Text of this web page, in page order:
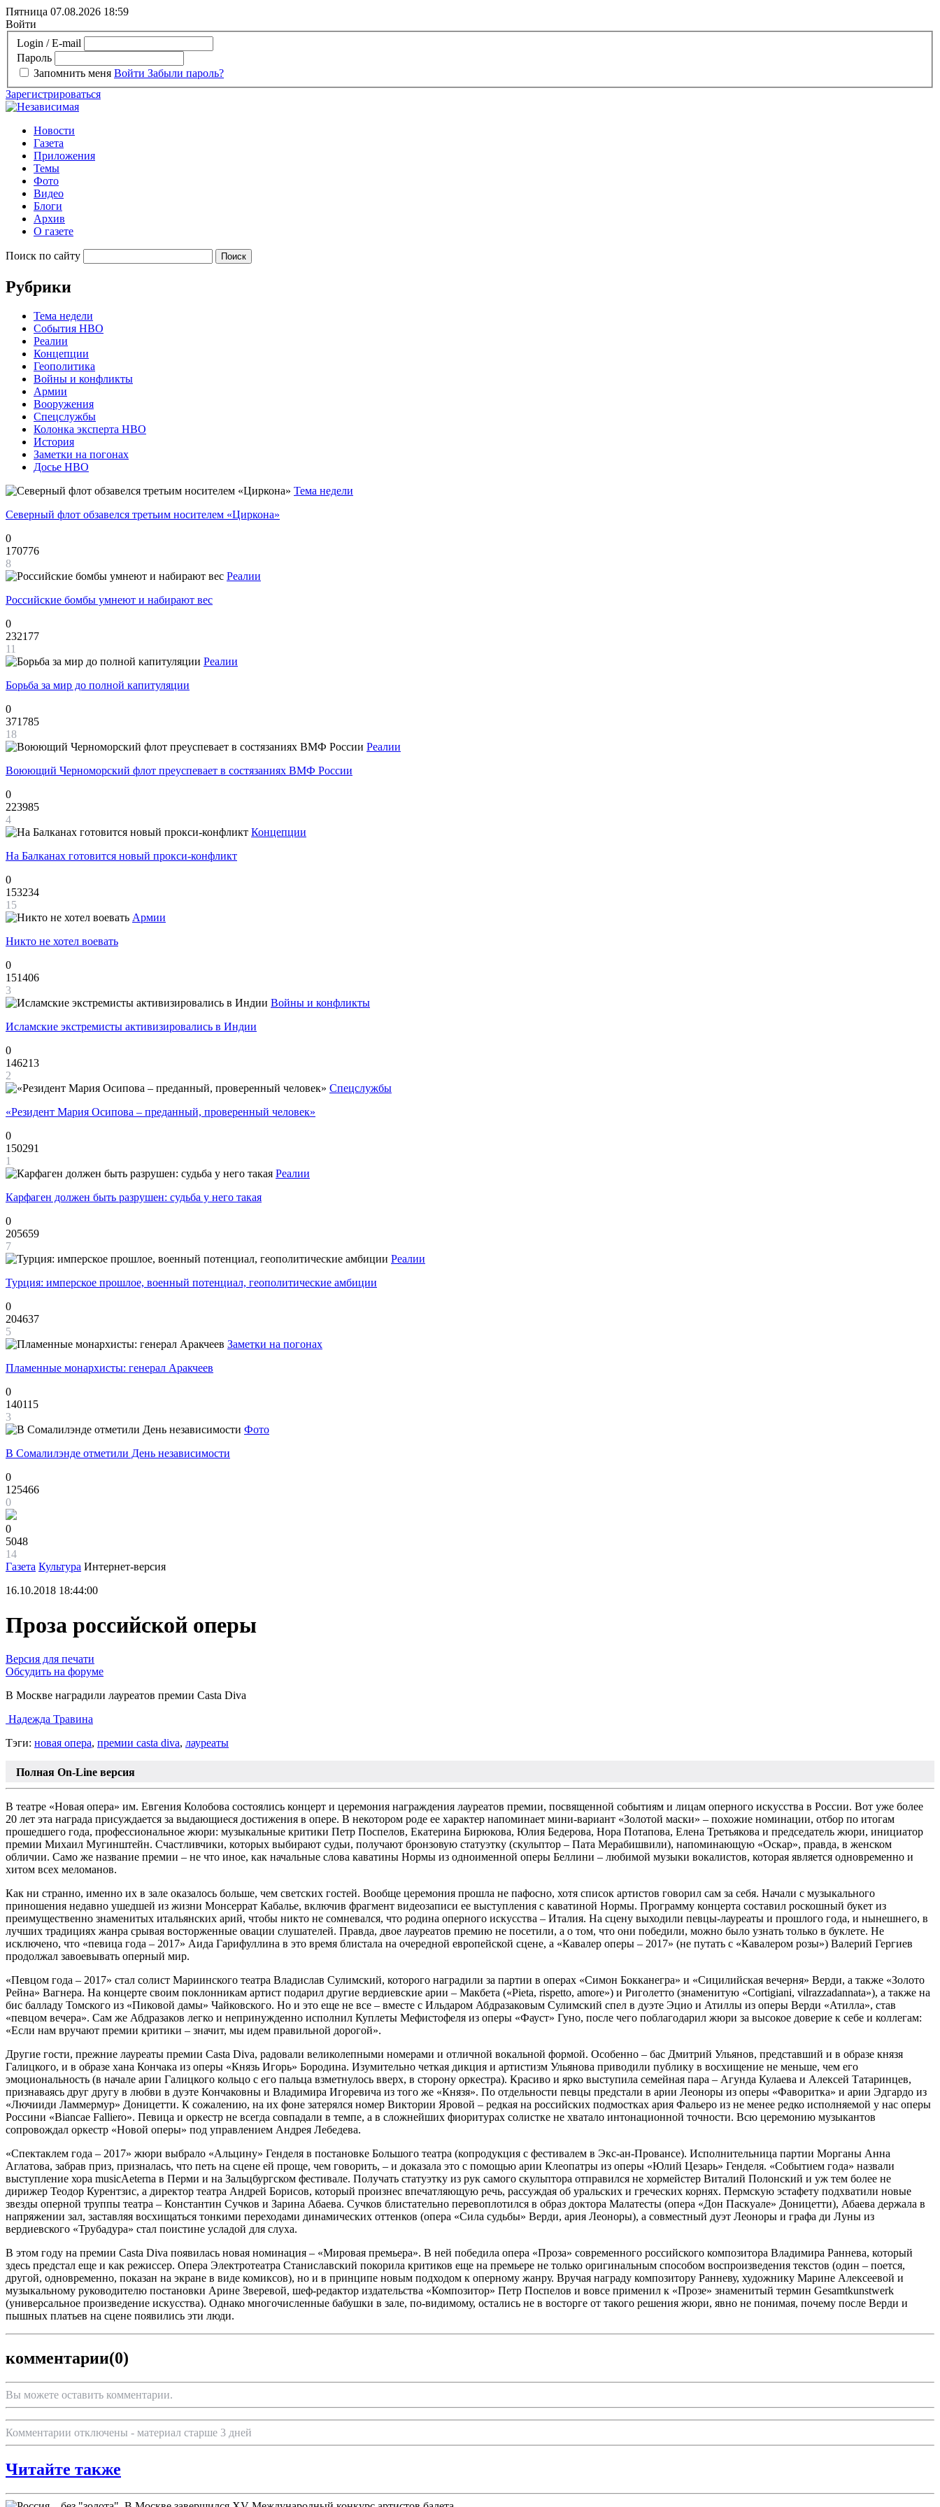
Пятница 07.08.2026 18:59
Войти
Login / E-mail
Пароль
Запомнить меня Войти Забыли пароль?
Зарегистрироваться
Новости
Газета
Приложения
Темы
Фото
Видео
Блоги
Архив
О газете
Поиск по сайту
Рубрики
Тема недели
События НВО
Реалии
Концепции
Геополитика
Войны и конфликты
Армии
Вооружения
Спецслужбы
Колонка эксперта НВО
История
Заметки на погонах
Досье НВО
Тема недели
Северный флот обзавелся третьим носителем «Циркона»
0
170776
8
Реалии
Российские бомбы умнеют и набирают вес
0
232177
11
Реалии
Борьба за мир до полной капитуляции
0
371785
18
Реалии
Воюющий Черноморский флот преуспевает в состязаниях ВМФ России
0
223985
4
Концепции
На Балканах готовится новый прокси-конфликт
0
153234
15
Армии
Никто не хотел воевать
0
151406
3
Войны и конфликты
Исламские экстремисты активизировались в Индии
0
146213
2
Спецслужбы
«Резидент Мария Осипова – преданный, проверенный человек»
0
150291
1
Реалии
Карфаген должен быть разрушен: судьба у него такая
0
205659
7
Реалии
Турция: имперское прошлое, военный потенциал, геополитические амбиции
0
204637
5
Заметки на погонах
Пламенные монархисты: генерал Аракчеев
0
140115
3
Фото
В Сомалилэнде отметили День независимости
0
125466
0
0
5048
14
Газета Культура Интернет-версия
16.10.2018 18:44:00
Проза российской оперы
Версия для печати
Обсудить на форуме
В Москве наградили лауреатов премии Casta Diva
Надежда Травина
Тэги: новая опера, премии casta diva, лауреаты
Полная On-Line версия
В театре «Новая опера» им. Евгения Колобова состоялись концерт и церемония награждения лауреатов премии, посвященной событиям и лицам оперного искусства в России. Вот уже более
20 лет эта награда присуждается за выдающиеся достижения в опере. В некотором роде ее характер напоминает мини-вариант «Золотой маски» – похожие номинации, отбор по итогам
прошедшего года, профессиональное жюри: музыкальные критики Петр Поспелов, Екатерина Бирюкова, Юлия Бедерова, Нора Потапова, Елена Третьякова и председатель жюри, инициатор
премии Михаил Мугинштейн. Счастливчики, которых выбирают судьи, получают бронзовую статуэтку (скульптор – Пата Мерабишвили), напоминающую «Оскар», правда, в женском
обличии. Само же название премии – не что иное, как начальные слова каватины Нормы из одноименной оперы Беллини – любимой музыки вокалистов, которая является одновременно и
хитом всех меломанов.
Как ни странно, именно их в зале оказалось больше, чем светских гостей. Вообще церемония прошла не пафосно, хотя список артистов говорил сам за себя. Начали с музыкального
приношения недавно ушедшей из жизни Монсеррат Кабалье, включив фрагмент видеозаписи ее выступления с каватиной Нормы. Программу концерта составил роскошный букет из
преимущественно знаменитых итальянских арий, чтобы никто не сомневался, что родина оперного искусства – Италия. На сцену выходили певцы-лауреаты и прошлого года, и нынешнего, в
лучших традициях жанра срывая восторженные овации слушателей. Правда, двое лауреатов премию не посетили, а о том, что они победили, можно было узнать только в буклете. Не
исключено, что «певица года – 2017» Аида Гарифуллина в это время блистала на очередной европейской сцене, а «Кавалер оперы – 2017» (не путать с «Кавалером розы») Валерий Гергиев
продолжал завоевывать оперный мир.
«Певцом года – 2017» стал солист Мариинского театра Владислав Сулимский, которого наградили за партии в операх «Симон Бокканегра» и «Сицилийская вечерня» Верди, а также «Золото
Рейна» Вагнера. На концерте своим поклонникам артист подарил другие вердиевские арии – Макбета («Pieta, rispetto, amore») и Риголетто (знаменитую «Cortigiani, vilrazzadannata»), а также на
бис балладу Томского из «Пиковой дамы» Чайковского. Но и это еще не все – вместе с Ильдаром Абдразаковым Сулимский спел в дуэте Эцио и Атиллы из оперы Верди «Атилла», став
«певцом вечера». Сам же Абдразаков легко и непринужденно исполнил Куплеты Мефистофеля из оперы «Фауст» Гуно, после чего поблагодарил жюри за высокое доверие к себе и коллегам:
«Если нам вручают премии критики – значит, мы идем правильной дорогой».
Другие гости, прежние лауреаты премии Casta Diva, радовали великолепными номерами и отличной вокальной формой. Особенно – бас Дмитрий Ульянов, представший и в образе князя
Галицкого, и в образе хана Кончака из оперы «Князь Игорь» Бородина. Изумительно четкая дикция и артистизм Ульянова приводили публику в восхищение не меньше, чем его
эмоциональность (в начале арии Галицкого кольцо с его пальца взметнулось вверх, в сторону оркестра). Красиво и ярко выступила семейная пара – Агунда Кулаева и Алексей Татаринцев,
признаваясь друг другу в любви в дуэте Кончаковны и Владимира Игоревича из того же «Князя». По отдельности певцы предстали в арии Леоноры из оперы «Фаворитка» и арии Эдгардо из
«Лючииди Ламмермур» Доницетти. К сожалению, на их фоне затерялся номер Виктории Яровой – редкая на российских подмостках ария Фальеро из не менее редко исполняемой у нас оперы
Россини «Biancae Falliero». Певица и оркестр не всегда совпадали в темпе, а в сложнейших фиоритурах солистке не хватало интонационной точности. Всю церемонию музыкантов
сопровождал оркестр «Новой оперы» под управлением Андрея Лебедева.
«Спектаклем года – 2017» жюри выбрало «Альцину» Генделя в постановке Большого театра (копродукция с фестивалем в Экс-ан-Провансе). Исполнительница партии Морганы Анна
Аглатова, забрав приз, призналась, что петь на сцене ей проще, чем говорить, – и доказала это с помощью арии Клеопатры из оперы «Юлий Цезарь» Генделя. «Событием года» назвали
выступление хора musicAeterna в Перми и на Зальцбургском фестивале. Получать статуэтку из рук самого скульптора отправился не хормейстер Виталий Полонский и уж тем более не
дирижер Теодор Курентзис, а директор театра Андрей Борисов, который произнес впечатляющую речь, рассуждая об уральских и греческих корнях. Пермскую эстафету подхватили новые
звезды оперной труппы театра – Константин Сучков и Зарина Абаева. Сучков блистательно перевоплотился в образ доктора Малатесты (опера «Дон Паскуале» Доницетти), Абаева держала в
напряжении зал, заставляя восхищаться тонкими переходами динамических оттенков (опера «Сила судьбы» Верди, ария Леоноры), а совместный дуэт Леоноры и графа ди Луны из
вердиевского «Трубадура» стал поистине усладой для слуха.
В этом году на премии Casta Diva появилась новая номинация – «Мировая премьера». В ней победила опера «Проза» современного российского композитора Владимира Раннева, который
здесь предстал еще и как режиссер. Опера Электротеатра Станиславский покорила критиков еще на премьере не только оригинальным способом воспроизведения текстов (один – поется,
другой, одновременно, показан на экране в виде комиксов), но и в принципе новым подходом к оперному жанру. Вручая награду композитору Ранневу, художнику Марине Алексеевой и
музыкальному руководителю постановки Арине Зверевой, шеф-редактор издательства «Композитор» Петр Поспелов и вовсе применил к «Прозе» знаменитый термин Gesamtkunstwerk
(универсальное произведение искусства). Однако многочисленные бабушки в зале, по-видимому, остались не в восторге от такого решения жюри, явно не понимая, почему после Верди и
пышных платьев на сцене появились эти люди.
комментарии(0)
Вы можете оставить комментарии.
Комментарии отключены - материал старше 3 дней
Читайте также